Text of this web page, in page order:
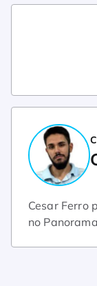
Cesar Ferro
no